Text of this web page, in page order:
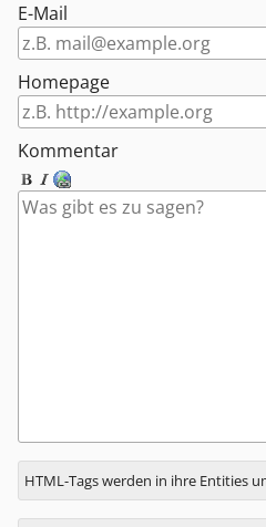
E-Mail
Homepage
Kommentar
Antwort
zu
HTML-Tags werden in ihre Entities